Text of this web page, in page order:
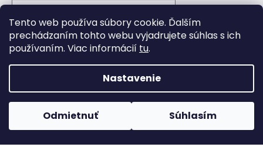
Tento web používa súbory cookie. Ďalším
prechádzaním tohto webu vyjadrujete súhlas s ich
používaním. Viac informácií tu.
Nastavenie
Odmietnuť Súhlasím
PRIHLÁSIŤ SA
Nová registráciaZabudnuté heslo
Copyright 2026Wolfgarage autokozmetika. Všetky
práva vyhradené.